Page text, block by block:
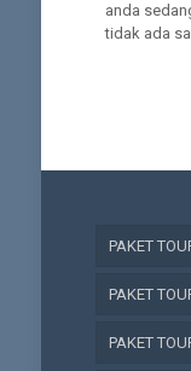
anda
tidak ada
PAKET
PAKET
PAKET